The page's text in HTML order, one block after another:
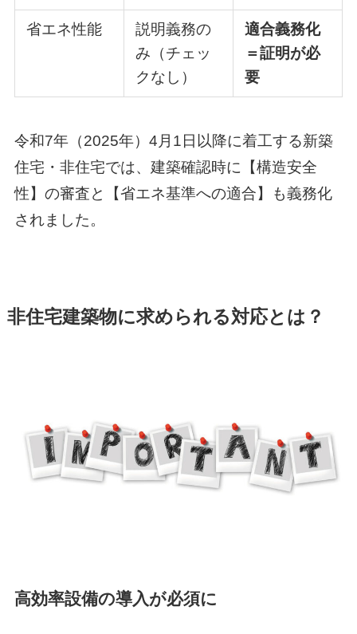
省エネ性能
説明義務の
み（チェッ
クなし）
適合義務化
＝証明が必
要
令和7年（2025年）4月1日以降に着工する新築
住宅・非住宅では、建築確認時に【構造安全
性】の審査と【省エネ基準への適合】も義務化
されました。
非住宅建築物に求められる対応とは？
高効率設備の導入が必須に